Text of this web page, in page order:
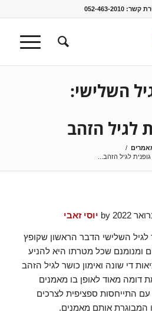
קשר:052-463-2010
השלישי:
לגיל הזהב
/
לגיל הזהב...
יוסי זאבי
לגיל השלישי הדבר הראשון שקופץ
ומנומנם שכל מטרתו היא להניע
די שונה ואימון כושר לגיל הזהב
מסוימת דומה מאוד לאופן בו מאמנים
עם התייחסות ספציפית לצרכים
המבוגרת אותם מאמנים.